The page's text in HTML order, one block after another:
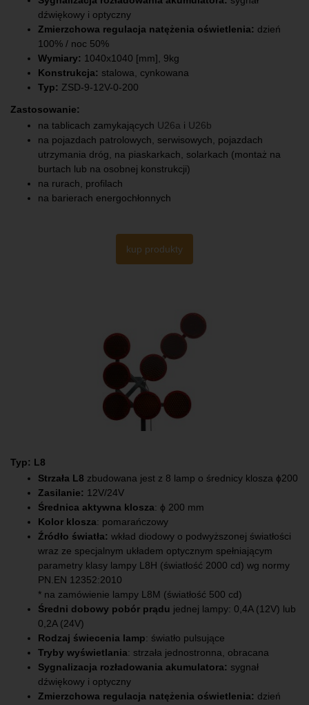
dźwiękowy i optyczny
Zmierzchowa regulacja natężenia oświetlenia: dzień
100% / noc 50%
Wymiary: 1040x1040 [mm], 9kg
Konstrukcja: stalowa, cynkowana
Typ: ZSD-9-12V-0-200
Zastosowanie:
na tablicach zamykających U26a i U26b
na pojazdach patrolowych, serwisowych, pojazdach
utrzymania dróg, na piaskarkach, solarkach (montaż na
burtach lub na osobnej konstrukcji)
na rurach, profilach
na barierach energochłonnych
kup produkty
Typ: L8
Strzała L8 zbudowana jest z 8 lamp o średnicy klosza ɸ200
Zasilanie: 12V/24V
Średnica aktywna klosza: ϕ 200 mm
Kolor klosza: pomarańczowy
Źródło światła: wkład diodowy o podwyższonej światłości
wraz ze specjalnym układem optycznym spełniającym
parametry klasy lampy L8H (światłość 2000 cd) wg normy
PN.EN 12352:2010
* na zamówienie lampy L8M (światłość 500 cd)
Średni dobowy pobór prądu jednej lampy: 0,4A (12V) lub
0,2A (24V)
Rodzaj świecenia lamp: światło pulsujące
Tryby wyświetlania: strzała jednostronna, obracana
Sygnalizacja rozładowania akumulatora: sygnał
dźwiękowy i optyczny
Zmierzchowa regulacja natężenia oświetlenia: dzień